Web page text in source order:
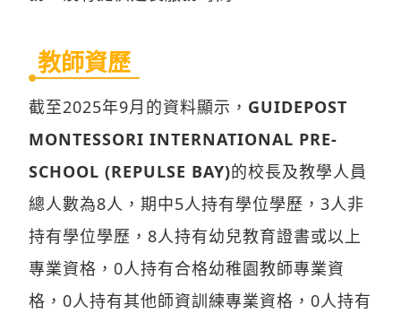
教師資歷
截至2025年9月的資料顯示， GUIDEPOST
MONTESSORI INTERNATIONAL PRE-
SCHOOL (REPULSE BAY)的校長及教學人員
總人數為8人，期中5人持有學位學歷，3人非
持有學位學歷，8人持有幼兒教育證書或以上
專業資格，0人持有合格幼稚園教師專業資
格，0人持有其他師資訓練專業資格，0人持有